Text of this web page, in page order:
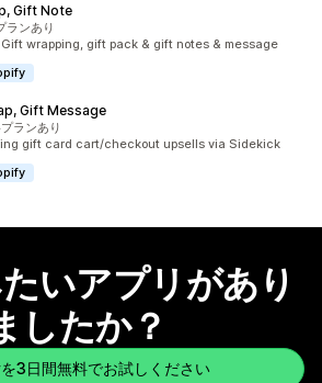
Gift Note
件
ランあり
wrapping, gift pack & gift notes & message
Gift Message
246件
ランあり
gift card cart/checkout upsells via Sidekick
いアプリがあり
したか？
3日間無料でお試しください